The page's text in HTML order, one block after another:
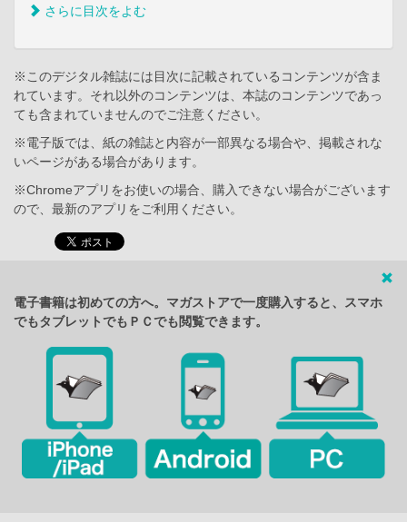
さらに目次をよむ
※このデジタル雑誌には目次に記載されているコンテンツが含ま
れています。それ以外のコンテンツは、本誌のコンテンツであっ
ても含まれていませんのでご注意ください。
※電子版では、紙の雑誌と内容が一部異なる場合や、掲載されな
いページがある場合があります。
※Chromeアプリをお使いの場合、購入できない場合がございます
ので、最新のアプリをご利用ください。
電子書籍は初めての方へ。マガストアで一度購入すると、スマホ
でもタブレットでもＰＣでも閲覧できます。